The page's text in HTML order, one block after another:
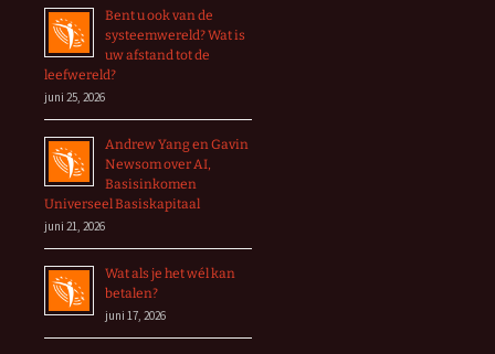
Bent u ook van de
systeemwereld? Wat is
uw afstand tot de
leefwereld?
juni 25, 2026
Andrew Yang en Gavin
Newsom over AI,
Basisinkomen
Universeel Basiskapitaal
juni 21, 2026
Wat als je het wél kan
betalen?
juni 17, 2026